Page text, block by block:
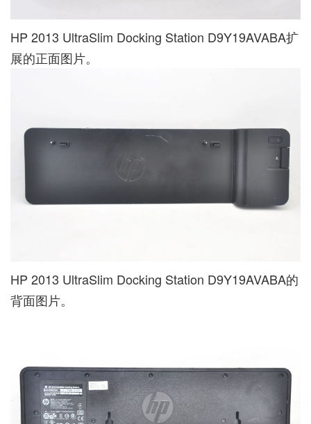
HP 2013 UltraSlim Docking Station D9Y19AVABA扩
展的正面图片。
HP 2013 UltraSlim Docking Station D9Y19AVABA的
背面图片。